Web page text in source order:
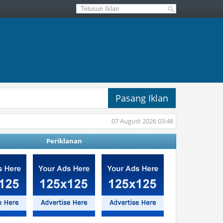
Pasang Iklan
07 August 2026 03:48
Periklanan